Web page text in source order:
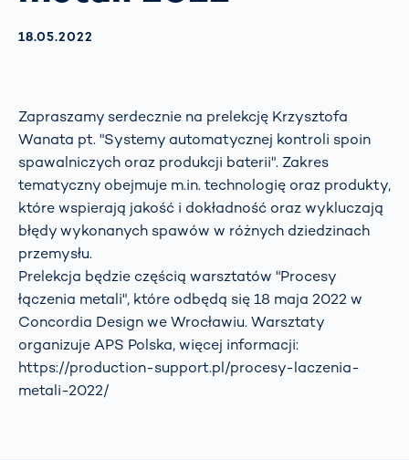
AKTUALISIERT AM:
18.05.2022
Zapraszamy serdecznie na prelekcję Krzysztofa
Wanata pt. "Systemy automatycznej kontroli spoin
spawalniczych oraz produkcji baterii". Zakres
tematyczny obejmuje m.in. technologię oraz produkty,
które wspierają jakość i dokładność oraz wykluczają
błędy wykonanych spawów w różnych dziedzinach
przemysłu.
Prelekcja będzie częścią warsztatów "Procesy
łączenia metali", które odbędą się 18 maja 2022 w
Concordia Design we Wrocławiu. Warsztaty
organizuje APS Polska, więcej informacji:
https://production-support.pl/procesy-laczenia-
metali-2022/